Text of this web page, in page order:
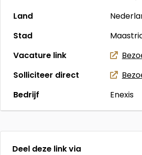
Land
Stad
Vacature link
Solliciteer direct
Bedrijf
Enexis
Deel deze link via